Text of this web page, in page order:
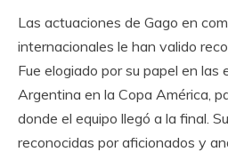
Las actuaciones de Gago en
internacionales le han valido
Fue elogiado por su papel en
Argentina en la Copa América,
donde el equipo llegó a la final.
reconocidas por aficionados y